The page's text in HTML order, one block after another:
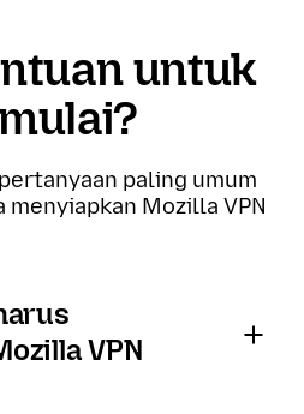
untuk
paling umum
Mozilla VPN
VPN